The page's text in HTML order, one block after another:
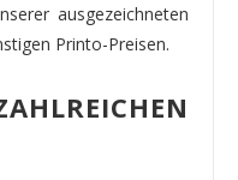
ausgezeichneten
Printo-Preisen.